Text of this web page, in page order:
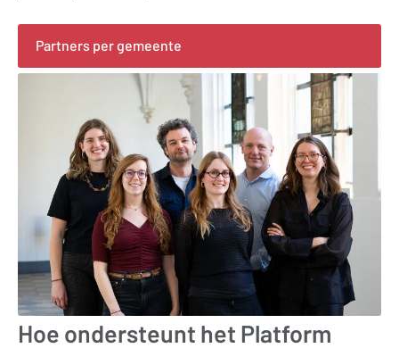
Partners per gemeente
Hoe ondersteunt het Platform